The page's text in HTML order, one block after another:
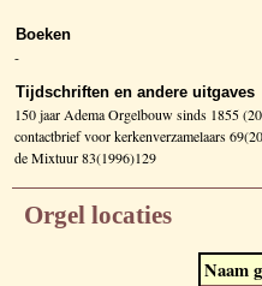
Boeken
-
Tijdschriften en andere uitgaves
150 jaar Adema Orgelbouw sinds 1855
contactbrief voor kerkenverzamelaars
de Mixtuur 83(1996)129
Orgel locaties
Naam